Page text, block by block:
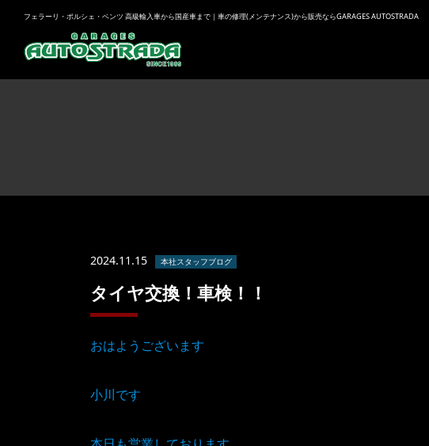
フェラーリ・ポルシェ・ベンツ 高級輸入車から国産車まで｜車の修理(メンテナンス)から販売ならGARAGES AUTOSTRADA
2024.11.15 本社スタッフブログ
タイヤ交換！車検！！
おはようございます
小川です